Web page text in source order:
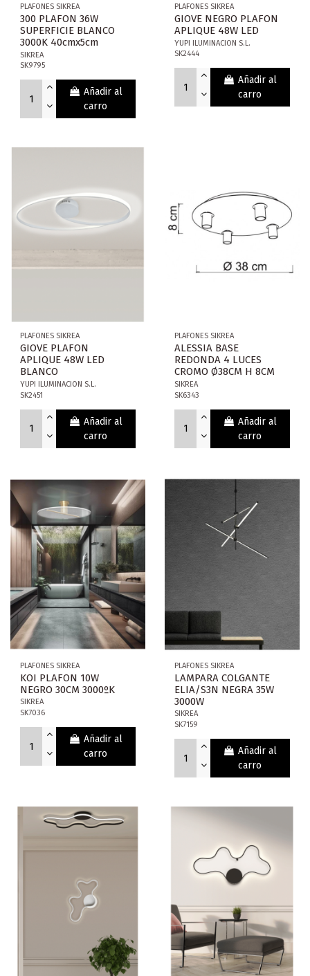
PLAFONES SIKREA
300 PLAFON 36W
SUPERFICIE BLANCO
3000K 40cmx5cm
SIKREA
SK9795
Añadir al
carro
PLAFONES SIKREA
GIOVE NEGRO PLAFON
APLIQUE 48W LED
YUPI ILUMINACION S.L.
SK2444
Añadir al
carro
PLAFONES SIKREA
GIOVE PLAFON
APLIQUE 48W LED
BLANCO
YUPI ILUMINACION S.L.
SK2451
Añadir al
carro
PLAFONES SIKREA
ALESSIA BASE
REDONDA 4 LUCES
CROMO Ø38CM H 8CM
SIKREA
SK6343
Añadir al
carro
PLAFONES SIKREA
KOI PLAFON 10W
NEGRO 30CM 3000ºK
SIKREA
SK7036
Añadir al
carro
PLAFONES SIKREA
LAMPARA COLGANTE
ELIA/S3N NEGRA 35W
3000W
SIKREA
SK7159
Añadir al
carro